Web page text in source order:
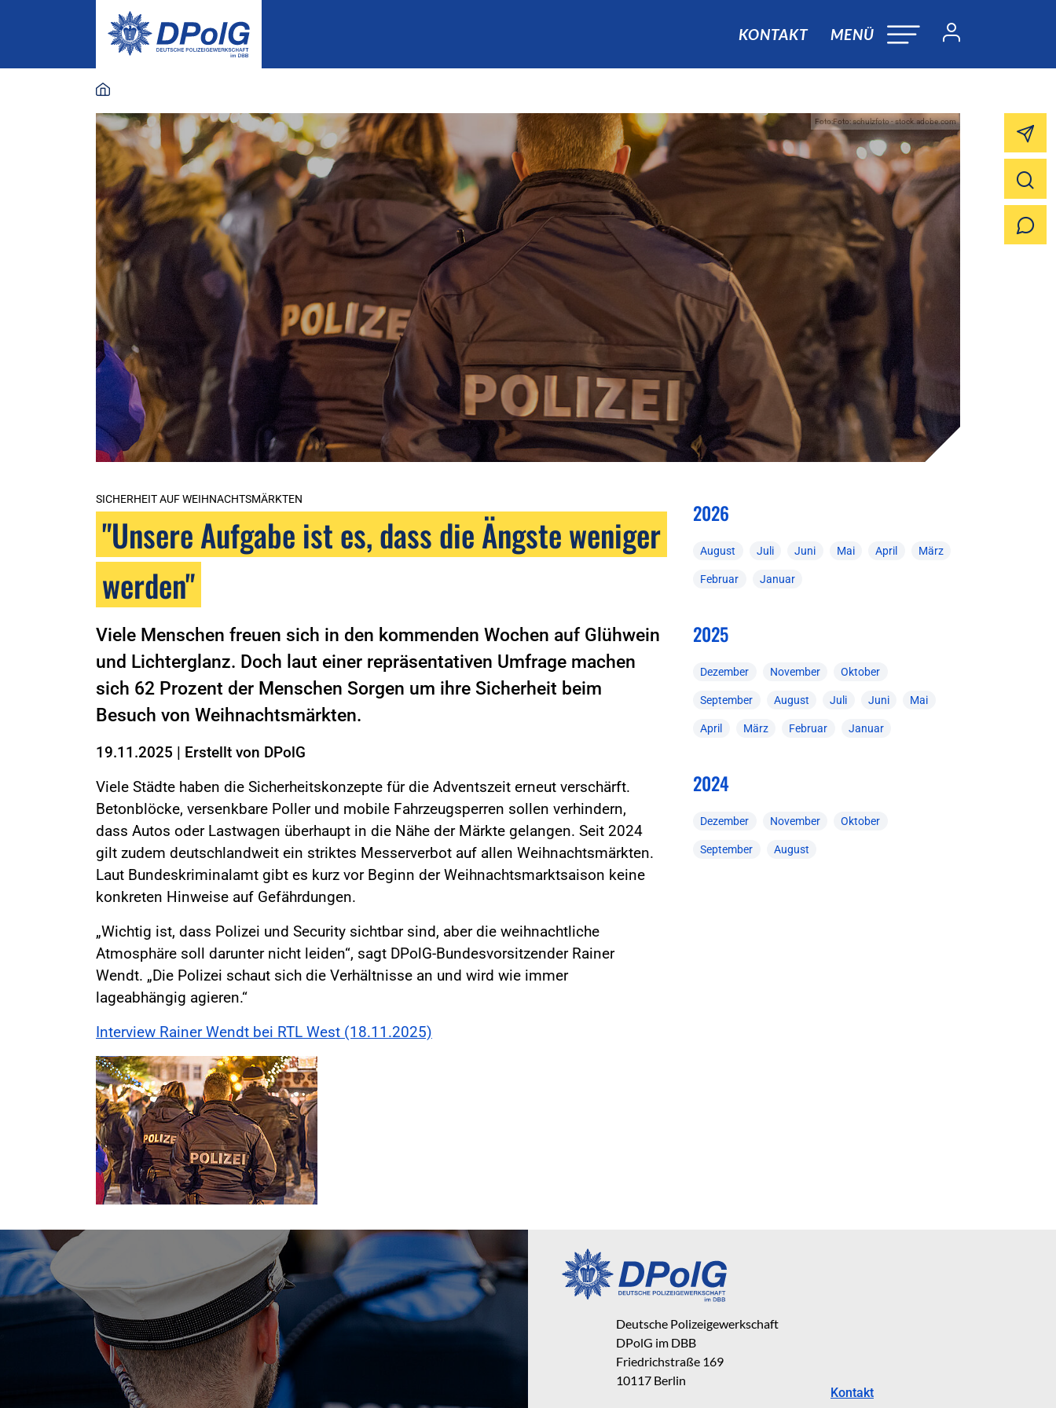
KONTAKT MENÜ
Foto:Foto: schulzfoto - stock.adobe.com
SICHERHEIT AUF WEIHNACHTSMÄRKTEN
"Unsere Aufgabe ist es, dass die Ängste weniger
werden"
Viele Menschen freuen sich in den kommenden Wochen auf Glühwein
und Lichterglanz. Doch laut einer repräsentativen Umfrage machen
sich 62 Prozent der Menschen Sorgen um ihre Sicherheit beim
Besuch von Weihnachtsmärkten.
19.11.2025 | Erstellt von DPolG
Viele Städte haben die Sicherheitskonzepte für die Adventszeit erneut verschärft.
Betonblöcke, versenkbare Poller und mobile Fahrzeugsperren sollen verhindern,
dass Autos oder Lastwagen überhaupt in die Nähe der Märkte gelangen. Seit 2024
gilt zudem deutschlandweit ein striktes Messerverbot auf allen Weihnachtsmärkten.
Laut Bundeskriminalamt gibt es kurz vor Beginn der Weihnachtsmarktsaison keine
konkreten Hinweise auf Gefährdungen.
„Wichtig ist, dass Polizei und Security sichtbar sind, aber die weihnachtliche
Atmosphäre soll darunter nicht leiden“, sagt DPolG-Bundesvorsitzender Rainer
Wendt. „Die Polizei schaut sich die Verhältnisse an und wird wie immer
lageabhängig agieren.“
Interview Rainer Wendt bei RTL West (18.11.2025)
2026
August Juli Juni Mai April März
Februar Januar
2025
Dezember November Oktober
September August Juli Juni Mai
April März Februar Januar
2024
Dezember November Oktober
September August
Deutsche Polizeigewerkschaft
DPolG im DBB
Friedrichstraße 169
10117 Berlin
Kontakt